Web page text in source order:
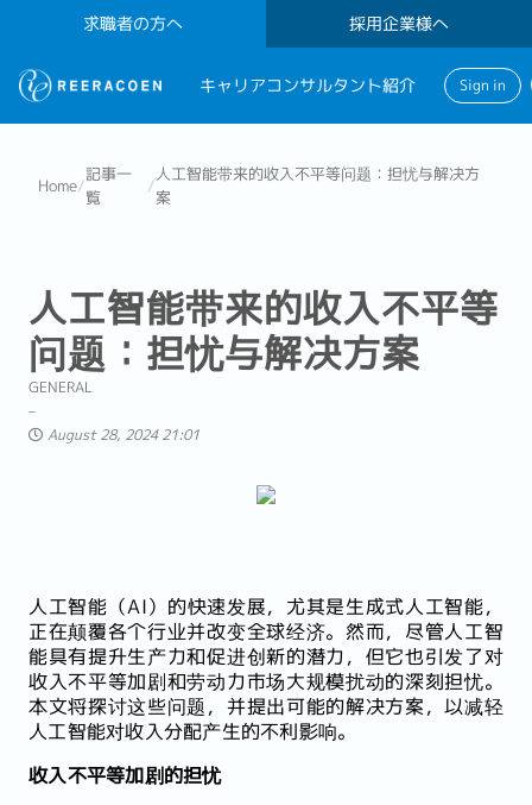
求職者の方へ 採用企業様へ
キャリアコンサルタント紹介 Sign in
Home/
記事一
覧
/
人工智能带来的收入不平等问题：担忧与解决方
案
人工智能带来的收入不平等
问题：担忧与解决方案
GENERAL
August 28, 2024 21:01
人工智能（AI）的快速发展，尤其是生成式人工智能，
正在颠覆各个行业并改变全球经济。然而，尽管人工智
能具有提升生产力和促进创新的潜力，但它也引发了对
收入不平等加剧和劳动力市场大规模扰动的深刻担忧。
本文将探讨这些问题，并提出可能的解决方案，以减轻
人工智能对收入分配产生的不利影响。
收入不平等加剧的担忧